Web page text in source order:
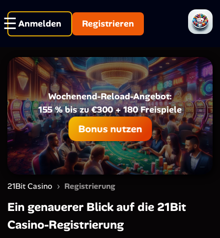
Anmelden Registrieren
Wochenend-Reload-Angebot:
155 % bis zu €300 + 180 Freispiele
Bonus nutzen
21Bit Casino › Registrierung
Ein genauerer Blick auf die 21Bit
Casino-Registrierung